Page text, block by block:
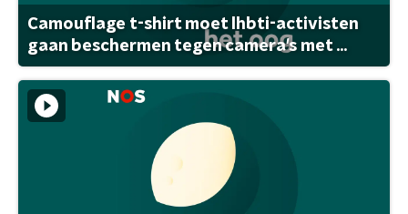
Camouflage t-shirt moet lhbti-activisten
gaan beschermen tegen camera's met ...